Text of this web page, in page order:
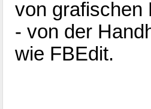
von grafischen
- von der
wie FBEdit.